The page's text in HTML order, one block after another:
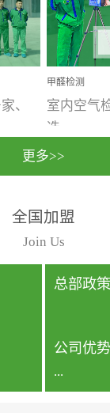
、
生
重。汽车
配件、皮
些都是汽...
、
室
的需
带
甲醛检测
室内空气
选...
行国家规
法，空气
测结果可
检测...
更多>>
全国加盟
Join Us
总部政策
公司优势
...